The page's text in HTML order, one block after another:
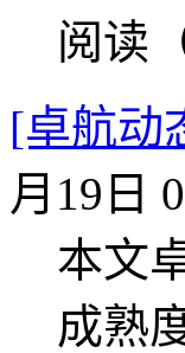
阅读
[卓航动
月19日
本文
成熟